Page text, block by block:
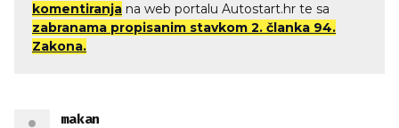
komentiranja na web portalu Autostart.hr te sa
zabranama propisanim stavkom 2. članka 94.
Zakona.
makan